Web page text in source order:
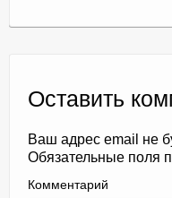
Оставить
Ваш адрес email не
Обязательные поля
Комментарий